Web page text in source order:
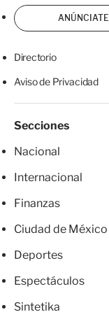
ANÚNCIATE
Directorio
Aviso de Privacidad
Secciones
Nacional
Internacional
Finanzas
Ciudad de México
Deportes
Espectáculos
Sintetika